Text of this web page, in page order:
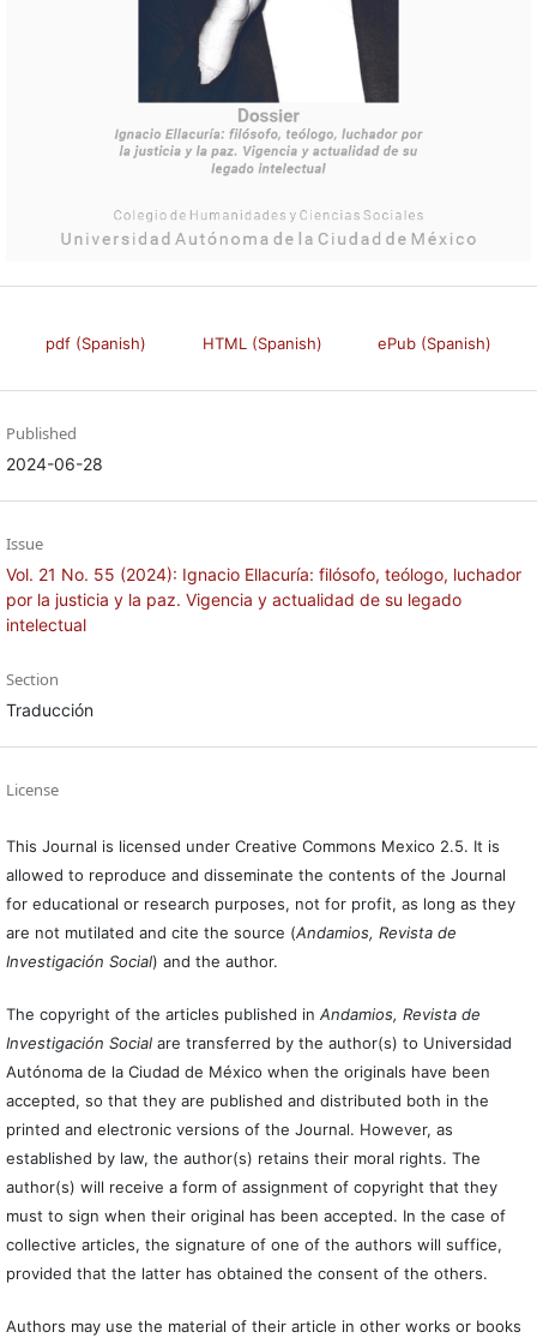
pdf (Spanish) HTML (Spanish) ePub (Spanish)
Published
2024-06-28
Issue
Vol. 21 No. 55 (2024): Ignacio Ellacuría: filósofo, teólogo, luchador
por la justicia y la paz. Vigencia y actualidad de su legado
intelectual
Section
Traducción
License
This Journal is licensed under Creative Commons Mexico 2.5. It is
allowed to reproduce and disseminate the contents of the Journal
for educational or research purposes, not for profit, as long as they
are not mutilated and cite the source (Andamios, Revista de
Investigación Social) and the author.
The copyright of the articles published in Andamios, Revista de
Investigación Socialare transferred by the author(s) to Universidad
Autónoma de la Ciudad de México when the originals have been
accepted, so that they are published and distributed both in the
printed and electronic versions of the Journal. However, as
established by law, the author(s) retains their moral rights. The
author(s) will receive a form of assignment of copyright that they
must to sign when their original has been accepted. In the case of
collective articles, the signature of one of the authors will suffice,
provided that the latter has obtained the consent of the others.
Authors may use the material of their article in other works or books